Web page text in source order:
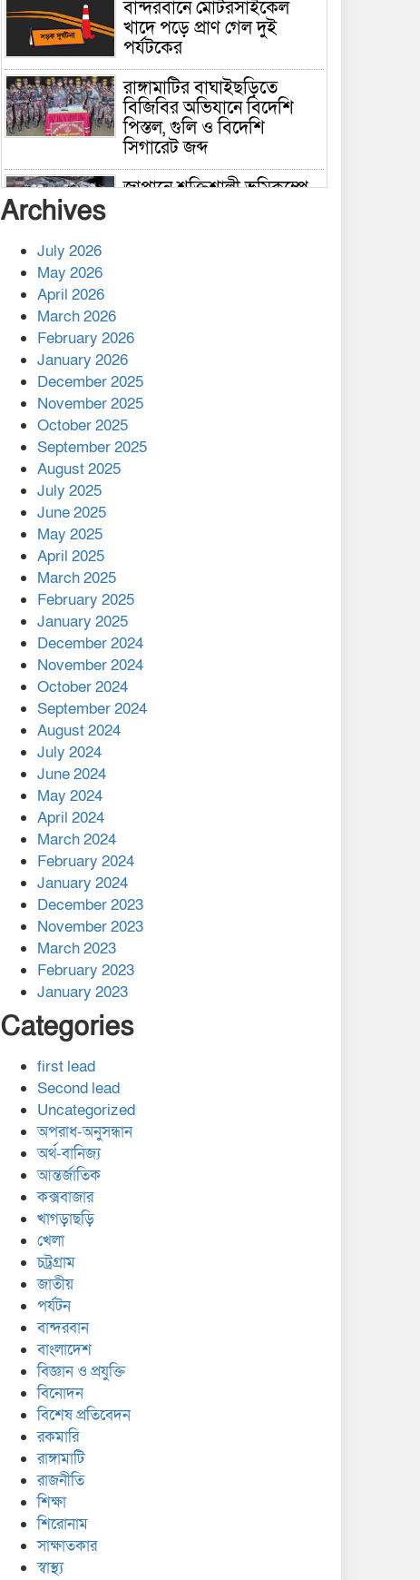
বান্দরবানে মোটরসাইকেল
খাদে পড়ে প্রাণ গেল দুই
পর্যটকের
রাঙ্গামাটির বাঘাইছড়িতে
বিজিবির অভিযানে বিদেশি
পিস্তল, গুলি ও বিদেশি
সিগারেট জব্দ
জাপানে শক্তিশালী ভূমিকম্পে
কাপ্তাই প্রেস ক্লাবের সভাপতি
মাহফুজ, সম্পাদক রিপন মারমা
নির্বাচিত
মালয়েশিয়ার প্রধানমন্ত্রীকে চিঠি
দেয়ার পর ফোন তারেক
রহমানের,গ্যাস সঙ্কট
মোকাবিলায় সহায়তার আশ্বাস
এক বিলিয়ন ডলার বিনিয়োগ
হবে আনোয়ারায়
বান্দরবানে বন্যায় ক্ষতিগ্রস্তদের
মাঝে সহায়তা দিলেন সাচিং প্রু
জেরী
Archives
July 2026
May 2026
April 2026
March 2026
February 2026
January 2026
December 2025
November 2025
October 2025
September 2025
August 2025
July 2025
June 2025
May 2025
April 2025
March 2025
February 2025
January 2025
December 2024
November 2024
October 2024
September 2024
August 2024
July 2024
June 2024
May 2024
April 2024
March 2024
February 2024
January 2024
December 2023
November 2023
March 2023
February 2023
January 2023
Categories
first lead
Second lead
Uncategorized
অপরাধ-অনুসন্ধান
অর্থ-বানিজ্য
আন্তর্জাতিক
কক্সবাজার
খাগড়াছড়ি
খেলা
চট্রগ্রাম
জাতীয়
পর্যটন
বান্দরবান
বাংলাদেশ
বিজ্ঞান ও প্রযুক্তি
বিনোদন
বিশেষ প্রতিবেদন
রকমারি
রাঙ্গামাটি
রাজনীতি
শিক্ষা
শিরোনাম
সাক্ষাতকার
স্বাস্থ্য